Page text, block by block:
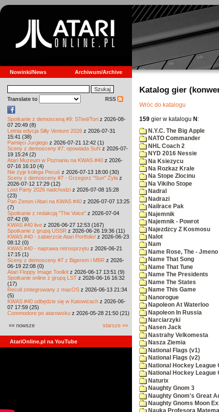
Nowinki/News Archiwum/Archive
Translate to RSS
Spotkanie z demosceną #9: STeel/Tori z 2026-08-
07 20:49 (8)
Letnia edycja Silly Venture 2026 z 2026-07-31
15:41 (38)
Pamięci Jurgiego z 2026-07-21 12:42 (1)
Sceny z demosceny #7: opowiada SuN z 2026-07-
19 15:24 (2)
Atari Muzeum w Poznaniu na KWAS #40 z 2026-
07-16 16:10 (4)
Nie żyje kolega Pecuś z 2026-07-13 18:00 (30)
Sceny z demosceny #7 - Grzegorz "Sun" Żyła z
2026-07-12 17:29 (12)
Lost Party 2026 nadchodzi z 2026-07-08 15:28
(23)
Pan Zenon i Atari na KWAS #40 z 2026-07-07 13:25
(7)
Spotkanie z redakcją "The Voice" z 2026-07-04
07:42 (9)
KWAS #40 live z 2026-06-27 12:53 (167)
Spotkanie z grupą USSR z 2026-06-26 19:36 (11)
KWAS #40 - zabierzcie Atari Portfolio! z 2026-06-23
08:12 (0)
KWAS #40 - naprawa retrosprzętu z 2026-06-21
17:15 (1)
Sceny z demosceny #7 z Bigerem i MBR z 2026-
06-19 22:08 (0)
Atari Floppy Image Toolkit z 2026-06-17 13:51 (9)
Spotkanie online z grupą LST z 2026-06-16 16:32
(17)
Recoil zintegrowany z macOS z 2026-06-13 21:34
(5)
KWAS #40 odbędzie się w Katowicach z 2026-06-
07 17:59 (25)
Commodore po atarowsku z 2026-05-28 21:50 (21)
«« nowsze starsze »»
AtariOnline.pl na YouTube
Katalog gier
Wróc do katalogu
159 gier w katalogu N :
N.Y.C. The Big Apple
NATO Commander
NHL Coach 2
NYD 2016 Nessie
Na Ksiezycu
Na Rozkaz Krale
Na Stope Zlocinu
Na Vikiho Stope
Nadral
Nadrazi
Nailrace Pak
Najemnik
Najemnik - Powrot
Najezdzcy Z Kosmosu
Nalot
Nam
Name Rose, The -
Name That Song
Name That Tune
Name The Presidents
Name The States
Name This Game
Nanorogue
Napoleon At Waterloo
Napoleon In Russia
Narciarzyki
Nasen Jack
Nastrahy Velkomesta
Nasza Ziemia
National Flags (v1)
National Flags (v2)
National Hockey League
National Hockey League
Naturix
Naughty Gnom 3
Naughty Gnom's Great
Naughty Gnoms Moon
Nauka Profesora